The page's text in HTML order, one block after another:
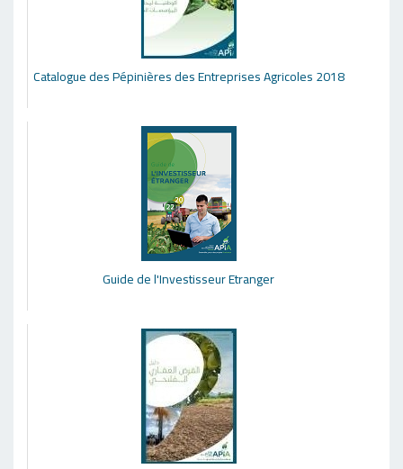
Catalogue des Pépinières des Entreprises Agricoles 2018
Guide de l'Investisseur Etranger